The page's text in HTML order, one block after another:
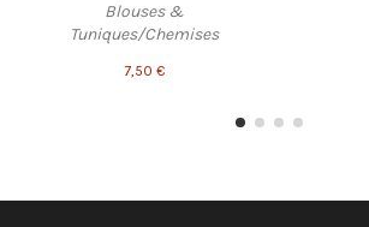
Blouses &
Tuniques/Chemises
7,50 €